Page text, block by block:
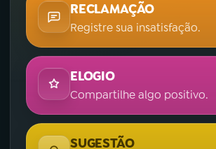
RECLAMAÇÃO
Registre sua insatisfação.
ELOGIO
Compartilhe algo positivo.
SUGESTÃO